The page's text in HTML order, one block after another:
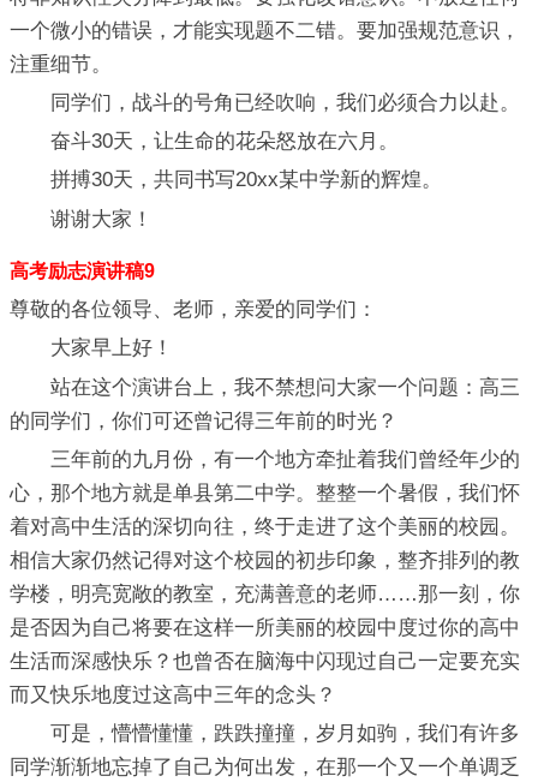
一个微小的错误，才能实现题不二错。要加强规范意识，
注重细节。
同学们，战斗的号角已经吹响，我们必须合力以赴。
奋斗30天，让生命的花朵怒放在六月。
拼搏30天，共同书写20xx某中学新的辉煌。
谢谢大家！
高考励志演讲稿9
尊敬的各位领导、老师，亲爱的同学们：
大家早上好！
站在这个演讲台上，我不禁想问大家一个问题：高三
的同学们，你们可还曾记得三年前的时光？
三年前的九月份，有一个地方牵扯着我们曾经年少的
心，那个地方就是单县第二中学。整整一个暑假，我们怀
着对高中生活的深切向往，终于走进了这个美丽的校园。
相信大家仍然记得对这个校园的初步印象，整齐排列的教
学楼，明亮宽敞的教室，充满善意的老师……那一刻，你
是否因为自己将要在这样一所美丽的校园中度过你的高中
生活而深感快乐？也曾否在脑海中闪现过自己一定要充实
而又快乐地度过这高中三年的念头？
可是，懵懵懂懂，跌跌撞撞，岁月如驹，我们有许多
同学渐渐地忘掉了自己为何出发，在那一个又一个单调乏